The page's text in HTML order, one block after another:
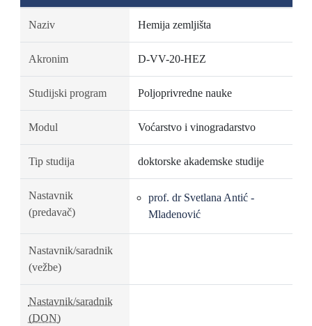
Naziv Hemija zemljišta
Akronim D-VV-20-HEZ
Studijski program Poljoprivredne nauke
Modul Voćarstvo i vinogradarstvo
Tip studija doktorske akademske studije
Nastavnik
(predavač)
prof. dr Svetlana Antić -
Mladenović
Nastavnik/saradnik
(vežbe)
Nastavnik/saradnik
(DON)